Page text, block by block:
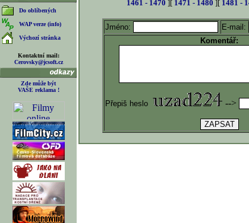
Do oblíbených
WAP verze (info)
Výchozí stránka
Kontaktní mail:
Cerovsky@jcsoft.cz
Zde může být
VAŠE reklama !
1461 - 1470 ][ 1471 - 1480 ][ 1481 -
Jméno:
E-mail:
Komentář:
Přepiš heslo -->